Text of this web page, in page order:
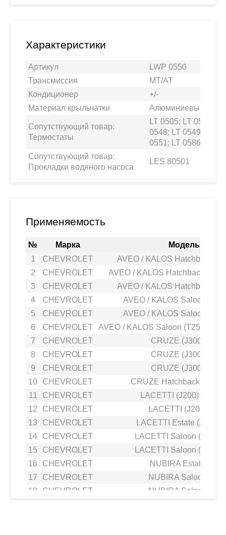
Характеристики
Артикул
LWP 0550
Трансмиссия
MT/AT
Кондиционер
+/-
Материал крыльчатки
Алюминиевый
Сопутствующий товар:
Термостаты
LT 0505; LT 0526;
0548; LT 0549; LT
0551; LT 0586
Сопутствующий товар:
Прокладки водяного насоса
LES 80501
Применяемость
№ Марка
Модель
1
CHEVROLET
AVEO / KALOS Hatchback
2
CHEVROLET
AVEO / KALOS Hatchback
3
CHEVROLET
AVEO / KALOS Hatchback
4
CHEVROLET
AVEO / KALOS Saloon
5
CHEVROLET
AVEO / KALOS Saloon
6
CHEVROLET
AVEO / KALOS Saloon (T250,
7
CHEVROLET
CRUZE (J300) 1.6
8
CHEVROLET
CRUZE (J300) 1.6
9
CHEVROLET
CRUZE (J300) 1.6
10
CHEVROLET
CRUZE Hatchback (J305)
11
CHEVROLET
LACETTI (J200) 1.4
12
CHEVROLET
LACETTI (J200) 1.6
13
CHEVROLET
LACETTI Estate (J200)
14
CHEVROLET
LACETTI Saloon (J200)
15
CHEVROLET
LACETTI Saloon (J200)
16
CHEVROLET
NUBIRA Estate 1.6
17
CHEVROLET
NUBIRA Saloon 1.4
18
CHEVROLET
NUBIRA Saloon 1.6